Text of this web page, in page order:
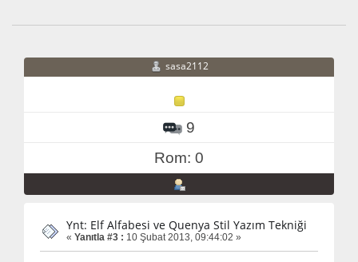
sasa2112
9
Rom: 0
Ynt: Elf Alfabesi ve Quenya Stil Yazım Tekniği
« Yanıtla #3 : 10 Şubat 2013, 09:44:02 »